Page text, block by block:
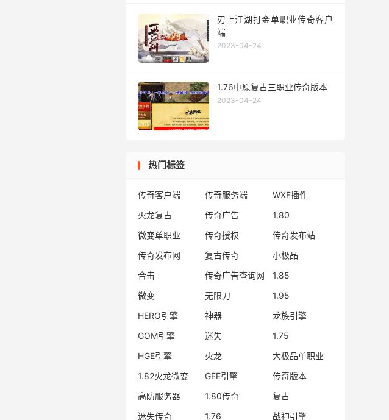
刃上江湖打金单职业传奇客户
端
2023-04-24
1.76中原复古三职业传奇版本
2023-04-24
热门标签
传奇客户端 传奇服务端
WXF插件
火龙复古
传奇广告
1.80
微变单职业
传奇授权
传奇发布站
传奇发布网
复古传奇
小极品
合击
传奇广告查询网
1.85
微变
无限刀
1.95
HERO引擎
神器
龙族引擎
GOM引擎
迷失
1.75
HGE引擎
火龙
大极品单职业
1.82火龙微变
GEE引擎
传奇版本
高防服务器
1.80传奇
复古
迷失传奇
1.76 战神引擎